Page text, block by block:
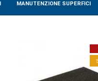
MANUTENZIONE SUPERFICI